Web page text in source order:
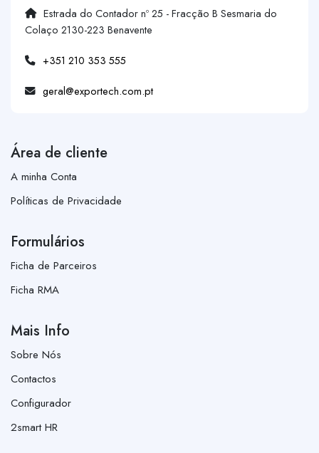
Estrada do Contador nº 25 - Fracção B Sesmaria do
Colaço 2130-223 Benavente
+351 210 353 555
geral@exportech.com.pt
Área de cliente
A minha Conta
Políticas de Privacidade
Formulários
Ficha de Parceiros
Ficha RMA
Mais Info
Sobre Nós
Contactos
Configurador
2smart HR